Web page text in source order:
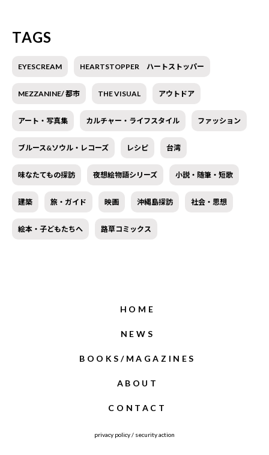
TAGS
EYESCREAM HEARTSTOPPER ハートストッパー
MEZZANINE/ 都市 THE VISUAL アウトドア
アート・写真集 カルチャー・ライフスタイル ファッション
ブルース&ソウル・レコーズ レシピ 台湾
味なたてもの探訪 夜想絵物語シリーズ 小説・随筆・短歌
建築 旅・ガイド 映画 沖縄島探訪 社会・思想
絵本・子どもたちへ 路草コミックス
HOME
NEWS
BOOKS/MAGAZINES
ABOUT
CONTACT
privacy policy/ security action